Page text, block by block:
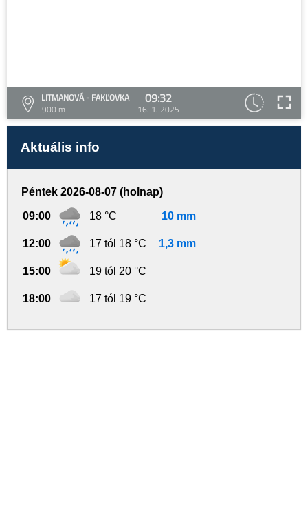
LITMANOVÁ - FAKĽOVKA
900 m
09:32
16. 1. 2025
Aktuális info
Péntek 2026-08-07 (holnap)
09:00 18 °C 10 mm
12:00 17 tól 18 °C 1,3 mm
15:00 19 tól 20 °C
18:00 17 tól 19 °C